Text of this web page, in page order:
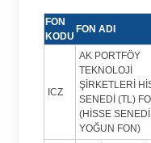
FON
KODU
FON ADI
ICZ
AK PORTFÖY
TEKNOLOJİ
ŞİRKETLERİ
SENEDİ (TL)
(HİSSE SENEDİ
YOĞUN FON)